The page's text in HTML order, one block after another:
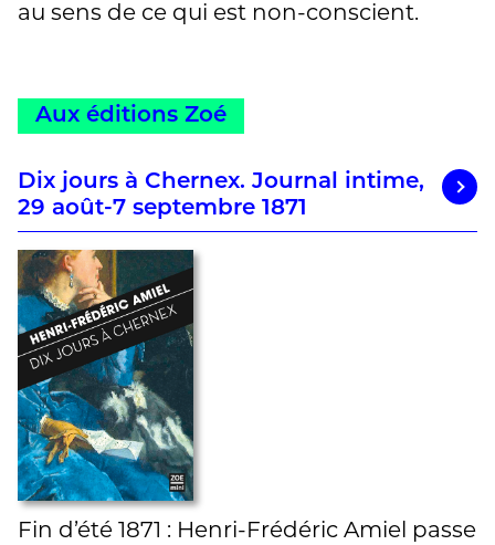
au sens de ce qui est non-conscient.
Aux éditions Zoé
Dix jours à Chernex. Journal intime,
29 août-7 septembre 1871
Fin d’été 1871 : Henri-Frédéric Amiel passe